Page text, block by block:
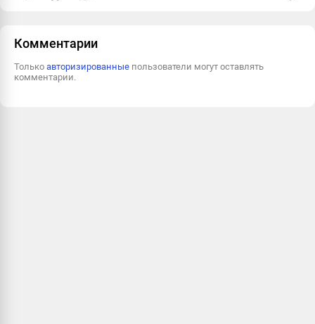
Комментарии
Только авторизированные пользователи могут оставлять
комментарии.